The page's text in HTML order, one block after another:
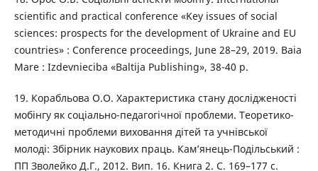
scientific and practical conference «Key issues of social
sciences: prospects for the development of Ukraine and EU
countries» : Conference proceedings, June 28–29, 2019. Baia
Mare : Izdevnieciba «Baltija Publishing», 38-40 р.
19. Корабльова О.О. Характеристика стану дослідженості
мобінгу як соціально-педагогічної проблеми. Теоретико-
методичні проблеми виховання дітей та учнівської
молоді: Збірник наукових праць. Кам’янець-Подільський :
ПП Зволейко Д.Г., 2012. Вип. 16. Книга 2. С. 169–177 с.